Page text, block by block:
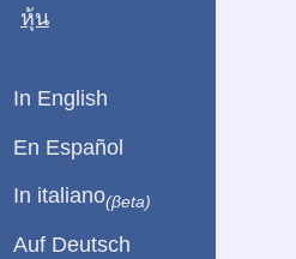
หุ้น
In English
En Español
In italiano(βeta)
Auf Deutsch